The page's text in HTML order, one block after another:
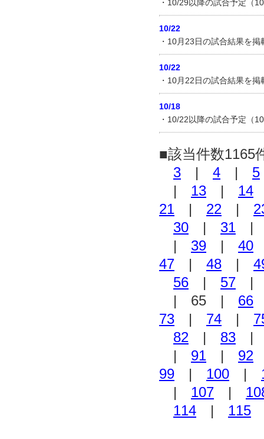
・10/29以降の試合予定（
10/22
・10月23日の試合結果を
10/22
・10月22日の試合結果を
10/18
・10/22以降の試合予定（
■該当件数
3 | 4 | 5
| 13 | 14
21 | 22 |
30 | 31
| 39 | 40
47 | 48 |
56 | 57
| 65 | 66
73 | 74 |
82 | 83
| 91 | 92
99 | 100 |
| 107 |
114 | 115